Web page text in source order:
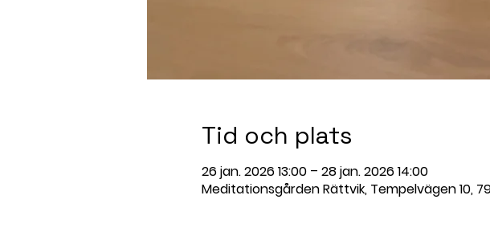
Tid och plats
26 jan. 2026 13:00 – 28 jan. 2026 14:00
Meditationsgården Rättvik, Tempelvägen 10,